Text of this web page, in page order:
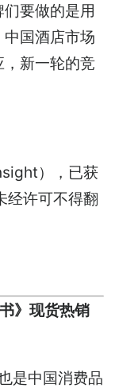
要做的是用
国酒店市场
新一轮的竞
），已获
经许可不得翻
》现货热销
是中国消费品